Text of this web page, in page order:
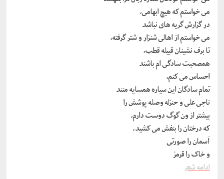
می خواستم که هیچ ابهامی،
در گزارش گریه های نباشد
می خواستم از اهالی شنزار و شتر گرفته،
تا برف نشینان قبیله قطب،
همصحبت سادگی ام باشند
احساس می کنم،
تمام سادگان این سیاره همسایه منند
ناجی علی و حنزله وصله پوشش را
بیشتر از ون گوگ دوست دارم،
که درختان را بنفش می کشید،
آسمان را صورتی
و خاک را قرمز
ادامه شعر